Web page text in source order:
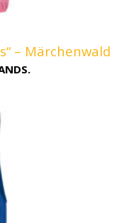
– Märchenwald